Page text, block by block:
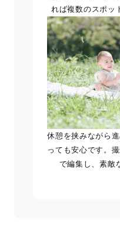
れば複数のスポッ
休憩を挟みながら
っても安心です。
で編集し、素敵